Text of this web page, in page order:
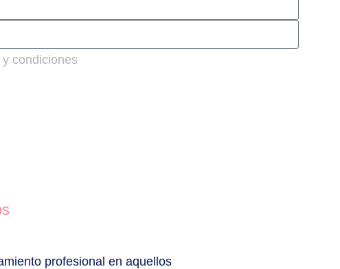
condiciones
profesional en aquellos